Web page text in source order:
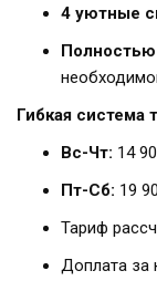
4 уютные
Полностью
Гибкая система
Вс-Чт: 14
Пт-Сб: 19
Тариф
Доплата за